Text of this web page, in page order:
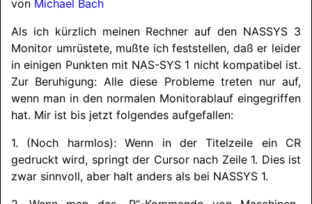
von Michael Bach
Als ich kürzlich meinen Rechner auf den NASSYS 3
Monitor umrüstete, mußte ich feststellen, daß er leider
in einigen Punkten mit NAS-SYS 1 nicht kompatibel ist.
Zur Beruhigung: Alle diese Probleme treten nur auf,
wenn man in den normalen Monitorablauf eingegriffen
hat. Mir ist bis jetzt folgendes aufgefallen:
1. (Noch harmlos): Wenn in der Titelzeile ein CR
gedruckt wird, springt der Cursor nach Zeile 1. Dies ist
zwar sinnvoll, aber halt anders als bei NASSYS 1.